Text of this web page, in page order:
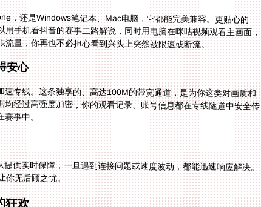
，还是Windows笔记本、Mac电脑，它都能完美兼容。更贴心的
手机看抖音的赛事二路解说，同时用电脑在咪咕视频观看主画面，
量，你再也不必担心看到兴头上突然被限速或断流。
安心
专线。这条独享的、高达100M的带宽通道，是为你这类对画质和
经过高强度加密，你的观看记录、账号信息都在专线隧道中安全传
赛事中。
供实时保障，一旦遇到连接问题或速度波动，都能迅速响应解决。
你无后顾之忧。
狂欢